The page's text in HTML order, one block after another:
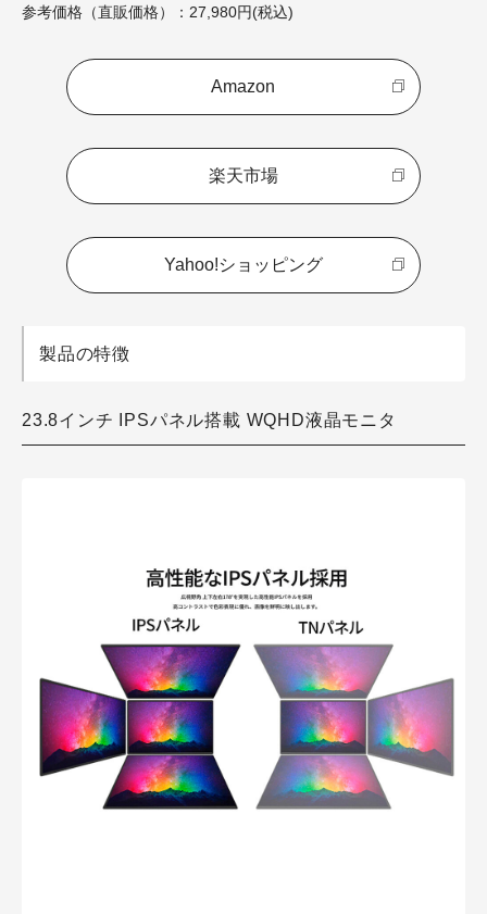
参考価格（直販価格）：27,980円(税込)
Amazon
楽天市場
Yahoo!ショッピング
製品の特徴
23.8インチ IPSパネル搭載 WQHD液晶モニタ